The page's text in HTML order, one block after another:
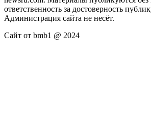
ответственность за достоверность
Администрация сайта не несёт.
Сайт от bmb1 @ 2024